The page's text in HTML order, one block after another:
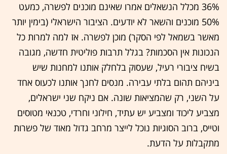
36% מכלל הנשאלים אמרו שאינם מוכנים לפשרה, כמעט
50% מוכנים והשאר לא יודעים. הציבור הישראלי (בימין יותר
מאשר בשמאל לפי הסקר) מוכן לפשרה. אז למה למרות כל
הנכונות אין הסכמות? בגלל תרבות פוליטית חדשה, מגובה
בשיח ציבורי רעיל, שעסוק בלחלק אותנו למחנות שיש
ביניהם תהום בלתי עבירה. מנסים לחנך אותנו לכעוס אחד
על השני, רק שהמציאות שונה. אם ניקח שני ישראלים,
מצביע ליכוד ומצביע יש עתיד, חילוני וחרדי, טכנאי מטוסים
וטייס, ברוב הסוגיות נוכל לייצר מרחב גדול מאוד של פשרות
מתקבלות על הדעת.